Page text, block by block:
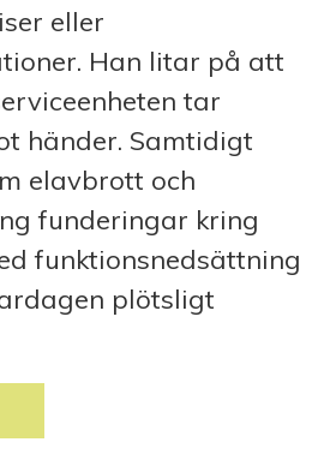
eller
Han litar på att
tar
händer. Samtidigt
elavbrott och
funderingar kring
funktionsnedsättning
plötsligt
ATT DE TAR HAND OM MIG”